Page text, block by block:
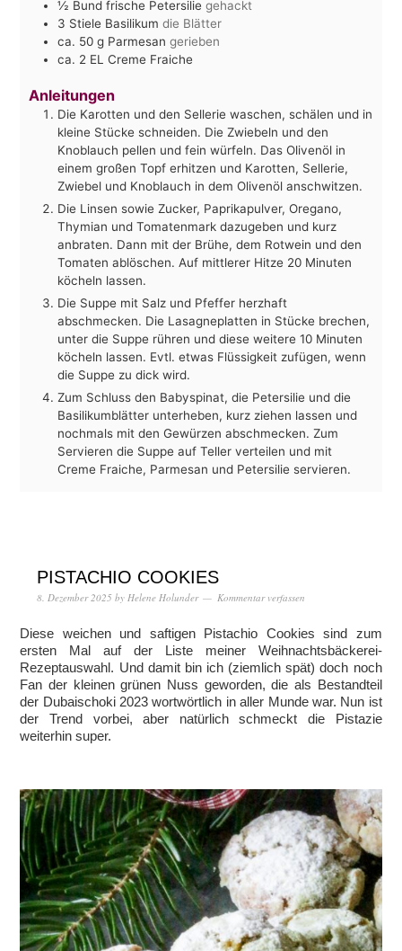
½ Bund frische Petersilie gehackt
3 Stiele Basilikum die Blätter
ca. 50 g Parmesan gerieben
ca. 2 EL Creme Fraiche
Anleitungen
Die Karotten und den Sellerie waschen, schälen und in
kleine Stücke schneiden. Die Zwiebeln und den
Knoblauch pellen und fein würfeln. Das Olivenöl in
einem großen Topf erhitzen und Karotten, Sellerie,
Zwiebel und Knoblauch in dem Olivenöl anschwitzen.
Die Linsen sowie Zucker, Paprikapulver, Oregano,
Thymian und Tomatenmark dazugeben und kurz
anbraten. Dann mit der Brühe, dem Rotwein und den
Tomaten ablöschen. Auf mittlerer Hitze 20 Minuten
köcheln lassen.
Die Suppe mit Salz und Pfeffer herzhaft
abschmecken. Die Lasagneplatten in Stücke brechen,
unter die Suppe rühren und diese weitere 10 Minuten
köcheln lassen. Evtl. etwas Flüssigkeit zufügen, wenn
die Suppe zu dick wird.
Zum Schluss den Babyspinat, die Petersilie und die
Basilikumblätter unterheben, kurz ziehen lassen und
nochmals mit den Gewürzen abschmecken. Zum
Servieren die Suppe auf Teller verteilen und mit
Creme Fraiche, Parmesan und Petersilie servieren.
PISTACHIO COOKIES
8. Dezember 2025 by Helene Holunder Kommentar verfassen
Diese weichen und saftigen Pistachio Cookies sind zum
ersten Mal auf der Liste meiner Weihnachtsbäckerei-
Rezeptauswahl. Und damit bin ich (ziemlich spät) doch noch
Fan der kleinen grünen Nuss geworden, die als Bestandteil
der Dubaischoki 2023 wortwörtlich in aller Munde war. Nun ist
der Trend vorbei, aber natürlich schmeckt die Pistazie
weiterhin super.